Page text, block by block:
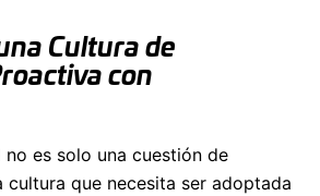
Cultura de
con
es solo una cuestión de
cultura que necesita ser adoptada